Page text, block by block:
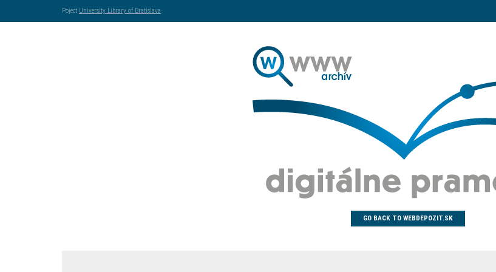
Poject University Library of Bratislava
GO BACK TO WEBDEPOZIT.SK